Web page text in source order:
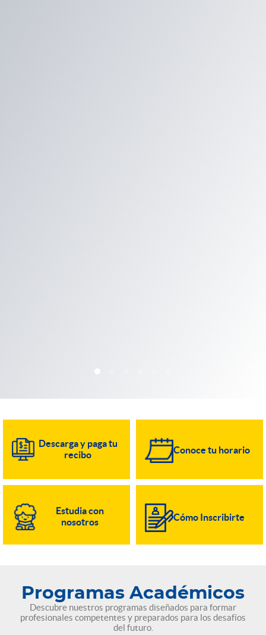
Descarga y paga tu
recibo
Conoce tu horario
Estudia con
nosotros
Cómo Inscribirte
Programas Académicos
Descubre nuestros programas diseñados para formar
profesionales competentes y preparados para los desafíos
del futuro.